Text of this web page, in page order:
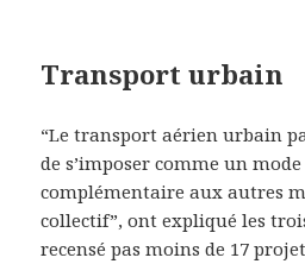
Transport urbain
“Le transport aérien urbain
de s’imposer comme un
complémentaire aux autres
collectif”, ont expliqué les
recensé pas moins de 17